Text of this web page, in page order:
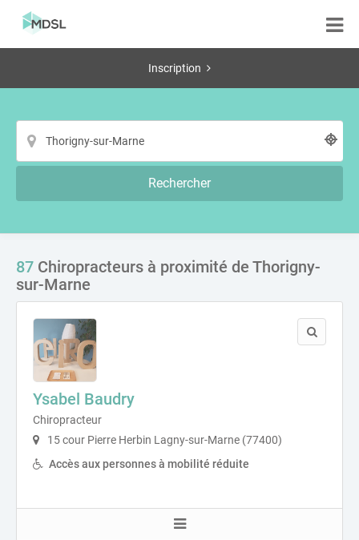
Inscription
Rechercher
87 Chiropracteurs à proximité de Thorigny-
sur-Marne
Ysabel Baudry
Chiropracteur
15 cour Pierre Herbin Lagny-sur-Marne (77400)
Accès aux personnes à mobilité réduite